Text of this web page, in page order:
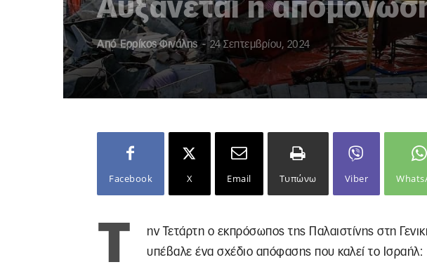
Αυξάνεται η
Από Ερρίκος Φινάλης - 24 Σεπτεμβρίου, 2024
Facebook X Email Τυπώνω Viber
Τ
ην Τετάρτη ο εκπρόσωπος της Παλαιστίνης στη
υπέβαλε ένα σχέδιο απόφασης που καλεί το Ισραήλ: